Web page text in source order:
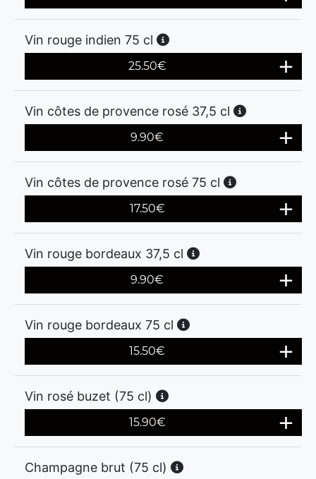
Vin rouge indien 75 cl
25.50€
Vin côtes de provence rosé 37,5 cl
9.90€
Vin côtes de provence rosé 75 cl
17.50€
Vin rouge bordeaux 37,5 cl
9.90€
Vin rouge bordeaux 75 cl
15.50€
Vin rosé buzet (75 cl)
15.90€
Champagne brut (75 cl)